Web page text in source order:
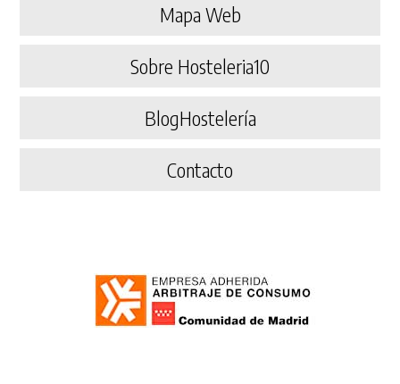
Mapa Web
Sobre Hosteleria10
BlogHostelería
Contacto